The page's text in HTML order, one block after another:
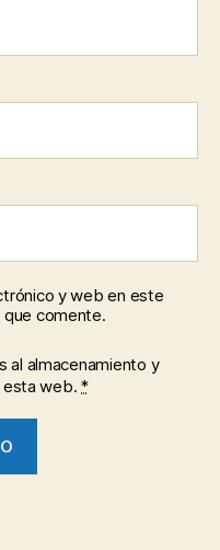
y web en este
que comente.
al almacenamiento y
esta web.*